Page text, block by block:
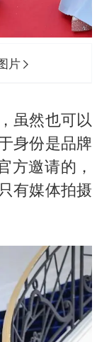
片
虽然也可以
身份是品牌
方邀请的，
有媒体拍摄